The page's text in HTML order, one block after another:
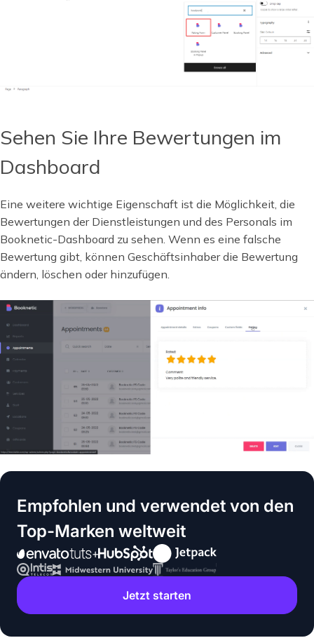
Sehen Sie Ihre Bewertungen im
Dashboard
Eine weitere wichtige Eigenschaft ist die Möglichkeit, die
Bewertungen der Dienstleistungen und des Personals im
Booknetic-Dashboard zu sehen. Wenn es eine falsche
Bewertung gibt, können Geschäftsinhaber die Bewertung
ändern, löschen oder hinzufügen.
Empfohlen und verwendet von den
Top-Marken weltweit
Jetzt starten